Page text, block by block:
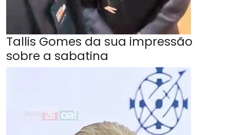
Tallis Gomes da sua impressão
sobre a sabatina